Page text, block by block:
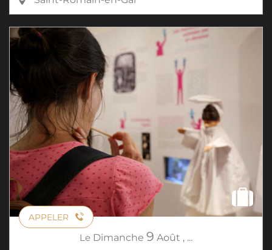
APPELER
Le Dimanche 9 Août , ...